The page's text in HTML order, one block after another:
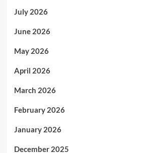
July 2026
June 2026
May 2026
April 2026
March 2026
February 2026
January 2026
December 2025